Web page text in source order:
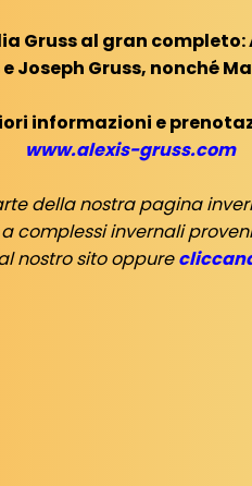
Gruss al gran completo:
Joseph Gruss, nonché
informazioni e
www.alexis-gruss.com
della nostra pagina
complessi invernali
nostro sito oppure